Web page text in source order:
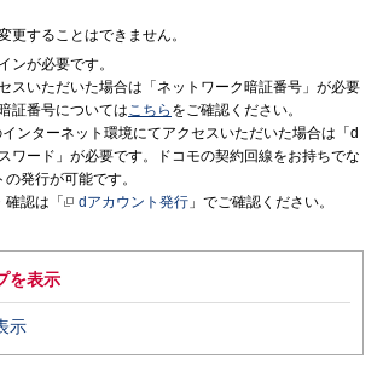
更することはできません。
ンが必要です。
スいただいた場合は「ネットワーク暗証番号」が必要
証番号についてはこちら をご確認ください。
ンターネット環境にてアクセスいただいた場合は「d
ワード」が必要です。ドコモの契約回線をお持ちでな
発行が可能です。
認は「
dアカウント発行 」でご確認ください。
を表示
示